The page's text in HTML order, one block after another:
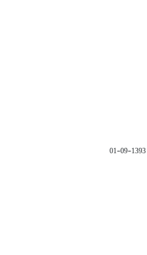
1393-09-01